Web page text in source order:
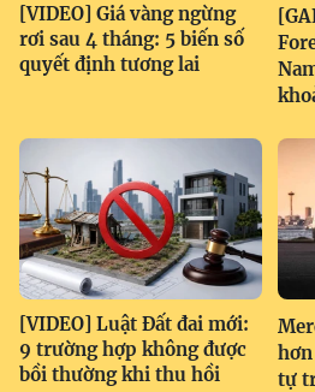
[VIDEO] Giá vàng ngừng
rơi sau 4 tháng: 5 biến số
quyết định tương lai
[VIDEO] Luật Đất đai mới:
9 trường hợp không được
bồi thường khi thu hồi
tự